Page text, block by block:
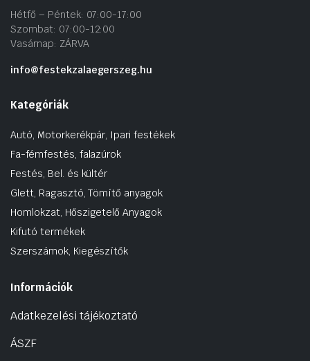
Hétfő – Péntek: 07:00-17:00
Szombat: 07:00-12:00
Vasárnap: ZÁRVA
info@festekzalaegerszeg.hu
Kategóriák
Autó, Motorkerékpár, Ipari festékek
Fa-fémfestés, falazúrok
Festés, Bel. és kültér
Glett, Ragasztó, Tömítő anyagok
Homlokzat, Hőszigetelő Anyagok
Kifutó termékek
Szerszámok, Kiegészítők
Információk
Adatkezelési tájékoztató
ÁSZF